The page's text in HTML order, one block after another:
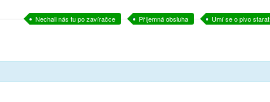
Nechali nás tu po zavíračce Příjemná obsluha Umí se o pivo starat